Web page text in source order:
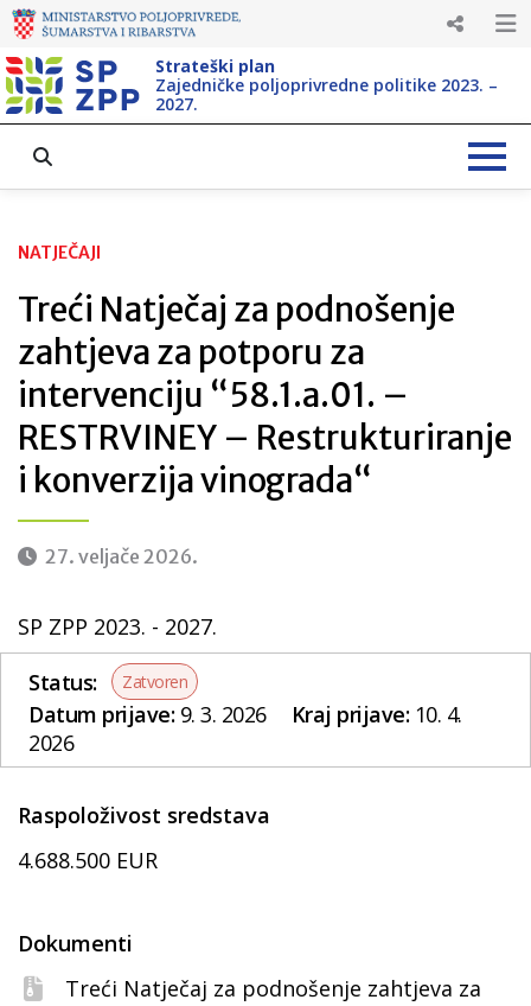
Strateški plan
Zajedničke poljoprivredne politike 2023. –
2027.
NATJEČAJI
Treći Natječaj za podnošenje
zahtjeva za potporu za
intervenciju “58.1.a.01. –
RESTRVINEY – Restrukturiranje
i konverzija vinograda“
27. veljače 2026.
SP ZPP 2023. - 2027.
Status:
Zatvoren
Datum prijave:9. 3. 2026 Kraj prijave:10. 4.
2026
Raspoloživost sredstava
4.688.500 EUR
Dokumenti
Treći Natječaj za podnošenje zahtjeva za